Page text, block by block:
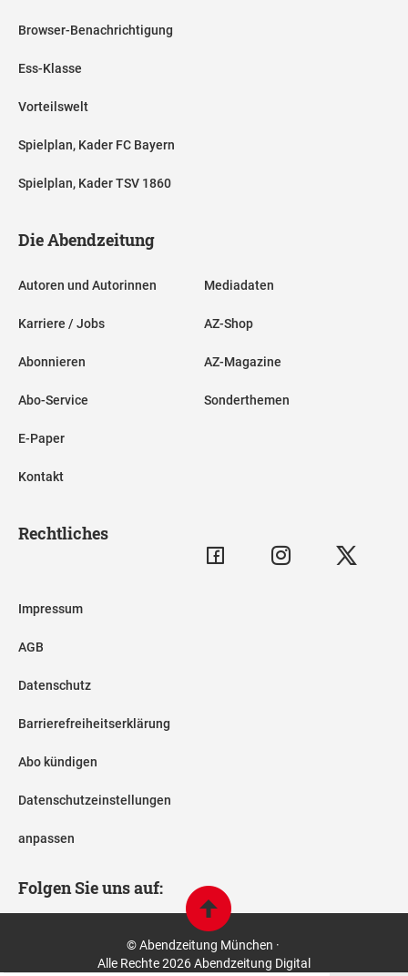
Browser-Benachrichtigung
Ess-Klasse
Vorteilswelt
Spielplan, Kader FC Bayern
Spielplan, Kader TSV 1860
Die Abendzeitung
Autoren und Autorinnen
Karriere / Jobs
Abonnieren
Abo-Service
E-Paper
Kontakt
Mediadaten
AZ-Shop
AZ-Magazine
Sonderthemen
Rechtliches
Impressum
AGB
Datenschutz
Barrierefreiheitserklärung
Abo kündigen
Datenschutzeinstellungen
anpassen
Folgen Sie uns auf:
© Abendzeitung München ·
Alle Rechte 2026 Abendzeitung Digital